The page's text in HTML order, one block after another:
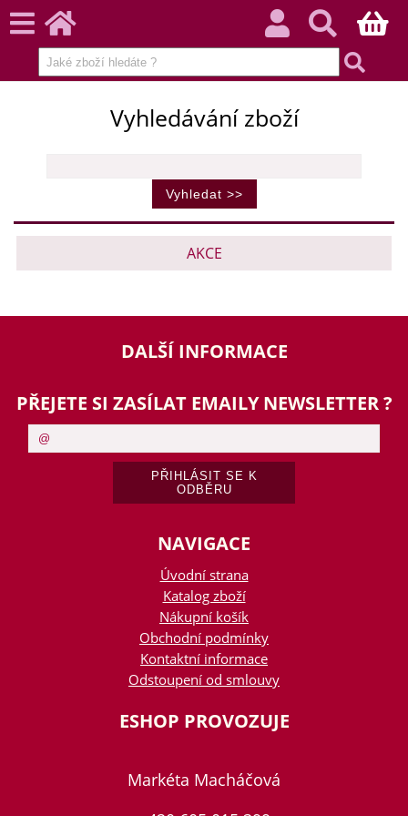
Vyhledávání zboží
AKCE
DALŠÍ INFORMACE
PŘEJETE SI ZASÍLAT EMAILY NEWSLETTER ?
NAVIGACE
Úvodní strana
Katalog zboží
Nákupní košík
Obchodní podmínky
Kontaktní informace
Odstoupení od smlouvy
ESHOP PROVOZUJE
Markéta Macháčová